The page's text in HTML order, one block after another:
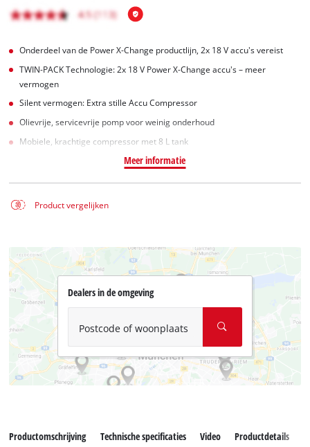
Onderdeel van de Power X-Change productlijn, 2x 18 V accu's vereist
TWIN-PACK Technologie: 2x 18 V Power X-Change accu's – meer
vermogen
Silent vermogen: Extra stille Accu Compressor
Olievrije, servicevrije pomp voor weinig onderhoud
Mobiele, krachtige compressor met 8 L tank
Meer informatie
Product vergelijken
Dealers in de omgeving
Postcode of woonplaats
Productomschrijving Technische specificaties Video Productdetails